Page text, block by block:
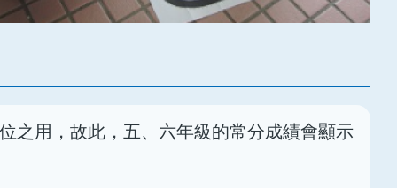
之用，故此，五、六年級的常分成績會顯示